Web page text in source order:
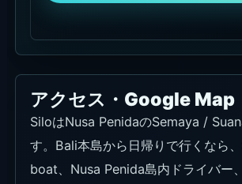
アクセス・Google Map
SiloはNusa PenidaのSemaya /
す。Bali本島から日帰りで行くなら
boat、Nusa Penida島内ドライバー